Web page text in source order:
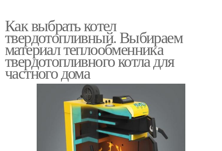
Как выбрать котел
твердотопливный. Выбираем
материал теплообменника
твердотопливного котла для
частного дома